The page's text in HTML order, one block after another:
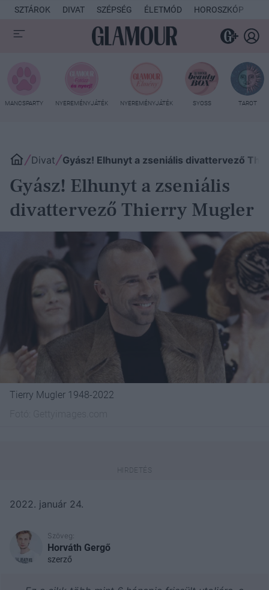
SZTÁROK DIVAT SZÉPSÉG ÉLETMÓD HOROSZKÓP
MANCSPARTY NYEREMÉNYJÁTÉK NYEREMÉNYJÁTÉK SYOSS TAROT
Divat Gyász! Elhunyt a zseniális divattervező
Gyász! Elhunyt a zseniális
divattervező Thierry Mugler
Tierry Mugler 1948-2022
2022. január 24.
Szöveg:
Horváth Gergő
szerző